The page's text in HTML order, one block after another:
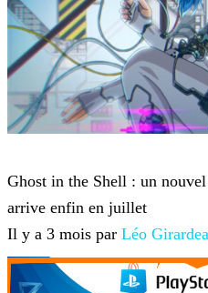
Ghost in the Shell : un
arrive enfin en juillet
Il y a 3 mois par Léo